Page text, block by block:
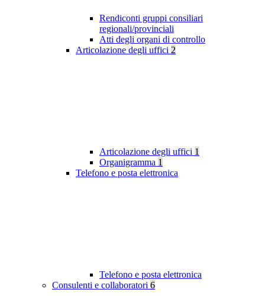
Rendiconti gruppi consiliari
regionali/provinciali
Atti degli organi di controllo
Articolazione degli uffici 2
Articolazione degli uffici 1
Organigramma 1
Telefono e posta elettronica
Telefono e posta elettronica
Consulenti e collaboratori 6